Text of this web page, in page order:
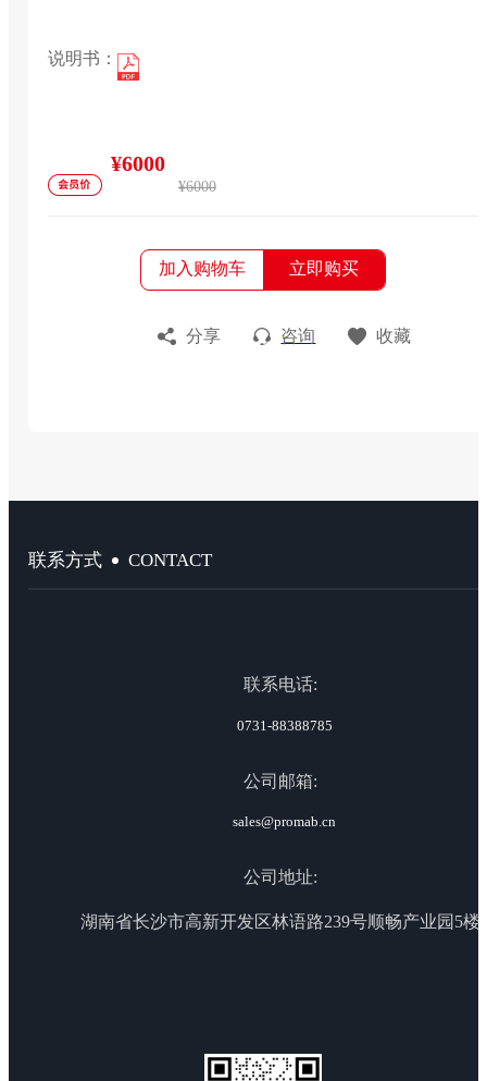
说明书：
¥6000
¥6000
加入购物车 立即购买
分享 咨询 收藏
联系方式 CONTACT
联系电话:
0731-88388785
公司邮箱:
sales@promab.cn
公司地址:
湖南省长沙市高新开发区林语路239号顺畅产业园5楼